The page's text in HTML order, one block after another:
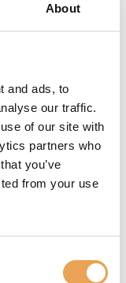
About
and ads, to
our traffic.
of our site with
partners who
you’ve
from your use
textes, images
le droit
reproduction
tiers, des
nécessite
Proofgate,